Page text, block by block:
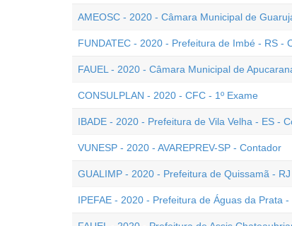
AMEOSC - 2020 - Câmara Municipal de
FUNDATEC - 2020 - Prefeitura de Imbé - RS -
FAUEL - 2020 - Câmara Municipal de
CONSULPLAN - 2020 - CFC - 1º Exame
IBADE - 2020 - Prefeitura de Vila Velha - ES -
VUNESP - 2020 - AVAREPREV-SP - Contador
GUALIMP - 2020 - Prefeitura de Quissamã -
IPEFAE - 2020 - Prefeitura de Águas da Prata